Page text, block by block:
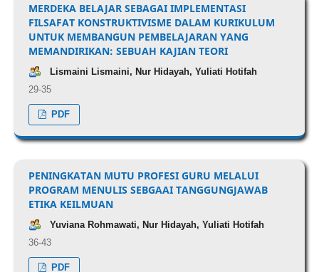
MERDEKA BELAJAR SEBAGAI IMPLEMENTASI
FILSAFAT KONSTRUKTIVISME DALAM KURIKULUM
UNTUK MEMBANGUN PEMBELAJARAN YANG
MEMANDIRIKAN: SEBUAH KAJIAN TEORI
Lismaini Lismaini, Nur Hidayah, Yuliati Hotifah
29-35
PDF
PENINGKATAN MUTU PROFESI GURU MELALUI
PROGRAM MENULIS SEBGAAI TANGGUNGJAWAB
ETIKA KEILMUAN
Yuviana Rohmawati, Nur Hidayah, Yuliati Hotifah
36-43
PDF